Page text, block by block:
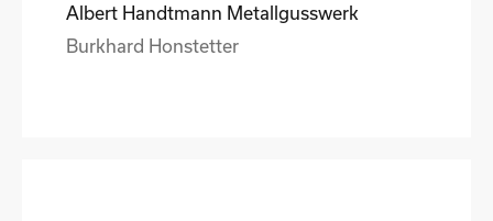
Albert Handtmann Metallgusswerk
Burkhard Honstetter